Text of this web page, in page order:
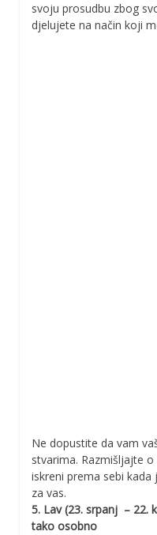
svoju prosudbu zbog
djelujete na način koji
Ne dopustite da vam
stvarima. Razmišljajte
iskreni prema sebi
za vas.
5. Lav (23. srpanj – 22.
tako osobno